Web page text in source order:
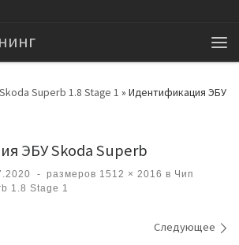
Superb 1.8 Stage 1 » Идентификация ЭБУ
ЭБУ Skoda Superb
- размеров 1512 × 2016 в Чип
1.8 Stage 1
Следующее